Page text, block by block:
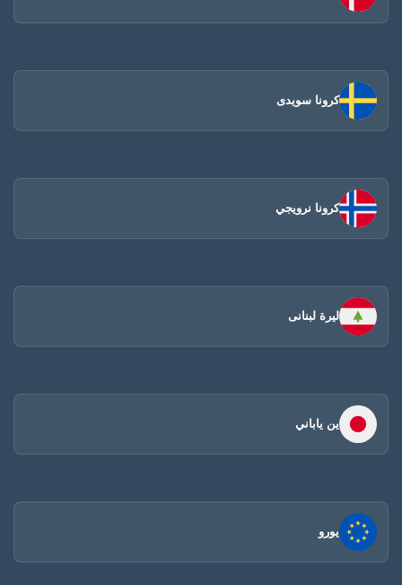
كرونا سويدى
كرونا نرويجي
ليرة لبنانى
ين ياباني
يورو